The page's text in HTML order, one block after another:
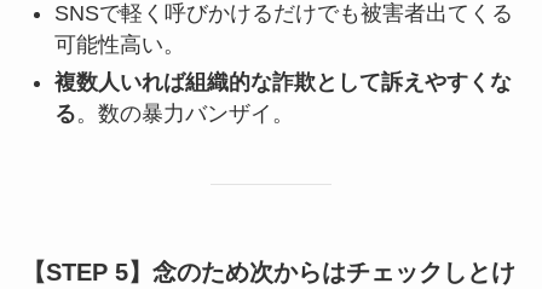
SNSで軽く呼びかけるだけでも被害者出てくる
可能性高い。
複数人いれば組織的な詐欺として訴えやすくな
る。数の暴力バンザイ。
【STEP 5】念のため次からはチェックしとけ